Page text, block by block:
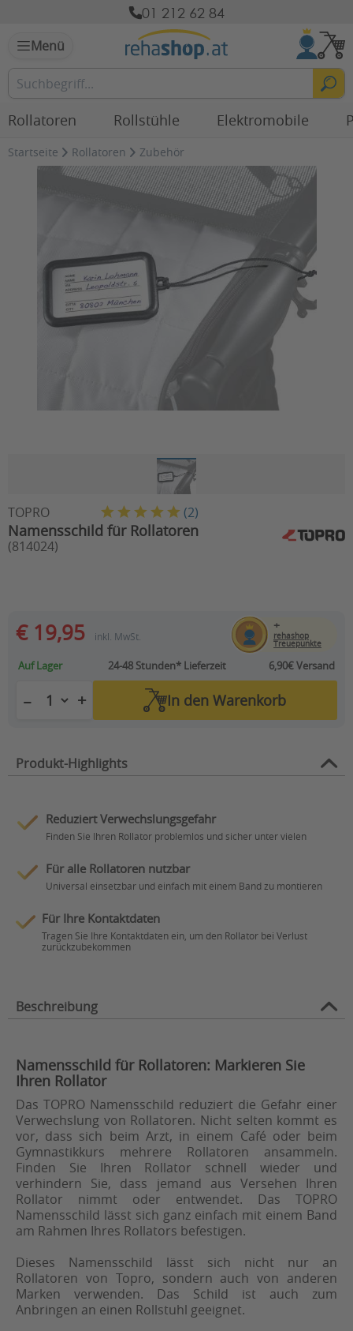
01 212 62 84
Menü
Rollatoren Rollstühle Elektromobile
Startseite Rollatoren Zubehör
TOPRO (2)
Namensschild für Rollatoren
(814024)
€ 19,95 inkl. MwSt.
+
rehashop
Treuepunkte
Auf Lager 24-48 Stunden*Lieferzeit 6,90€ Versand
− + In den Warenkorb
Produkt-Highlights
Reduziert Verwechslungsgefahr
Finden Sie Ihren Rollator problemlos und sicher unter vielen
Für alle Rollatoren nutzbar
Universal einsetzbar und einfach mit einem Band zu montieren
Für Ihre Kontaktdaten
Tragen Sie Ihre Kontaktdaten ein, um den Rollator bei Verlust
zurückzubekommen
Beschreibung
Namensschild für Rollatoren: Markieren Sie
Ihren Rollator
Das TOPRO Namensschild reduziert die Gefahr einer
Verwechslung von Rollatoren. Nicht selten kommt es
vor, dass sich beim Arzt, in einem Café oder beim
Gymnastikkurs mehrere Rollatoren ansammeln.
Finden Sie Ihren Rollator schnell wieder und
verhindern Sie, dass jemand aus Versehen Ihren
Rollator nimmt oder entwendet. Das TOPRO
Namensschild lässt sich ganz einfach mit einem Band
am Rahmen Ihres Rollators befestigen.
Dieses Namensschild lässt sich nicht nur an
Rollatoren von Topro, sondern auch von anderen
Marken verwenden. Das Schild ist auch zum
Anbringen an einen Rollstuhl geeignet.